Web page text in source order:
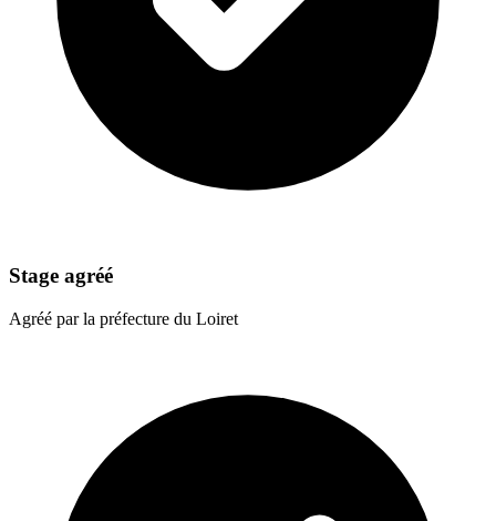
Stage agréé
Agréé par la préfecture du Loiret